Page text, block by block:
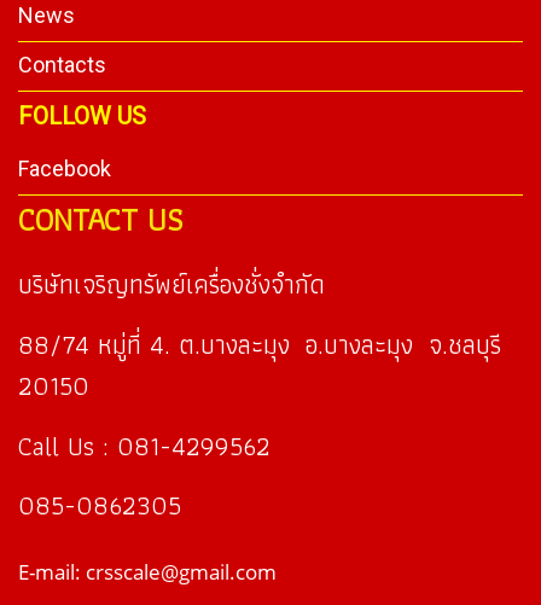
News
Contacts
FOLLOW US
Facebook
CONTACT US
บริษัทเจริญทรัพย์เครื่องชั่งจำกัด
88/74 หมู่ที่ 4. ต.บางละมุง อ.บางละมุง จ.ชลบุรี
20150
Call Us : 081-4299562
085-0862305
E-mail: crsscale@gmail.com